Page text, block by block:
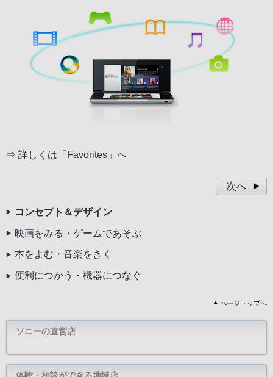
⇒ 詳しくは「Favorites」へ
次へ
コンセプト＆デザイン
映画をみる・ゲームであそぶ
本をよむ・音楽をきく
便利につかう・機器につなぐ
ページトップへ
ソニーの直営店
体験・相談ができる地域店